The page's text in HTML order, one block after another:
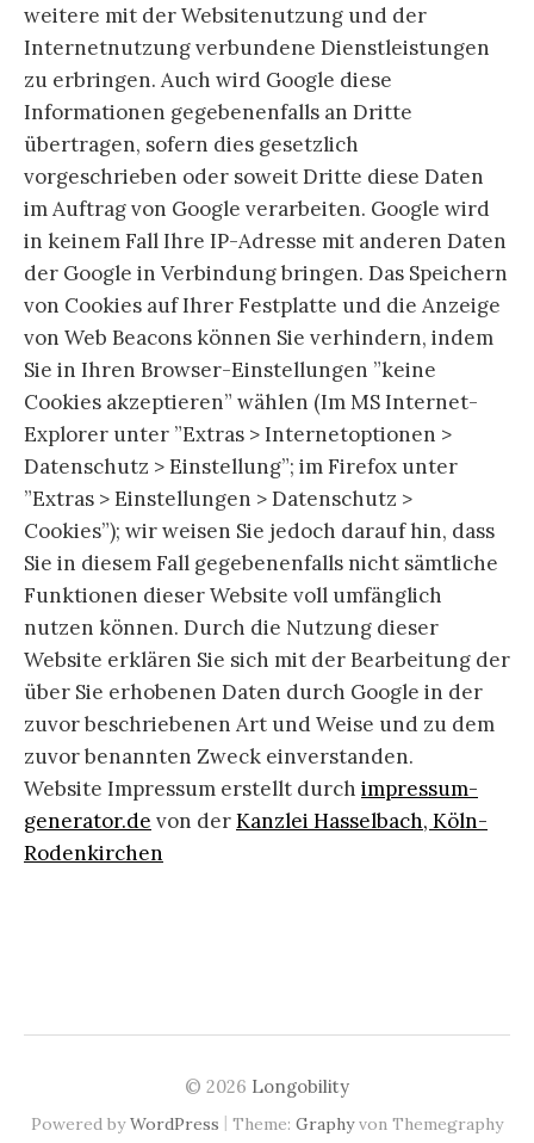
weitere mit der Websitenutzung und der
Internetnutzung verbundene Dienstleistungen
zu erbringen. Auch wird Google diese
Informationen gegebenenfalls an Dritte
übertragen, sofern dies gesetzlich
vorgeschrieben oder soweit Dritte diese Daten
im Auftrag von Google verarbeiten. Google wird
in keinem Fall Ihre IP-Adresse mit anderen Daten
der Google in Verbindung bringen. Das Speichern
von Cookies auf Ihrer Festplatte und die Anzeige
von Web Beacons können Sie verhindern, indem
Sie in Ihren Browser-Einstellungen ”keine
Cookies akzeptieren” wählen (Im MS Internet-
Explorer unter ”Extras > Internetoptionen >
Datenschutz > Einstellung”; im Firefox unter
”Extras > Einstellungen > Datenschutz >
Cookies”); wir weisen Sie jedoch darauf hin, dass
Sie in diesem Fall gegebenenfalls nicht sämtliche
Funktionen dieser Website voll umfänglich
nutzen können. Durch die Nutzung dieser
Website erklären Sie sich mit der Bearbeitung der
über Sie erhobenen Daten durch Google in der
zuvor beschriebenen Art und Weise und zu dem
zuvor benannten Zweck einverstanden.
Website Impressum erstellt durch impressum-
generator.de von derKanzlei Hasselbach, Köln-
Rodenkirchen
© 2026 Longobility
Powered byWordPress | Theme: Graphyvon Themegraphy